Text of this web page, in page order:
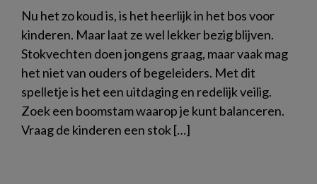
Nu het zo koud is, is het heerlijk in het bos voor
kinderen. Maar laat ze wel lekker bezig blijven.
Stokvechten doen jongens graag, maar vaak mag
het niet van ouders of begeleiders. Met dit
spelletje is het een uitdaging en redelijk veilig.
Zoek een boomstam waarop je kunt balanceren.
Vraag de kinderen een stok […]